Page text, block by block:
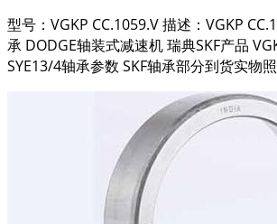
型号：VGKP CC.1059.V 描述：VGKP
承 DODGE轴装式减速机 瑞典SKF产品
SYE13/4轴承参数 SKF轴承部分到货实物照